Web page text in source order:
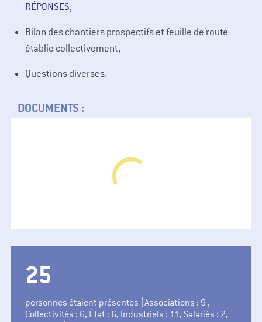
RÉPONSES,
Bilan des chantiers prospectifs et feuille de route
établie collectivement,
Questions diverses.
DOCUMENTS :
29
personnes étaient présentes (Associations : 9 ,
Collectivités : 6, État : 6, Industriels : 11, Salariés : 2,